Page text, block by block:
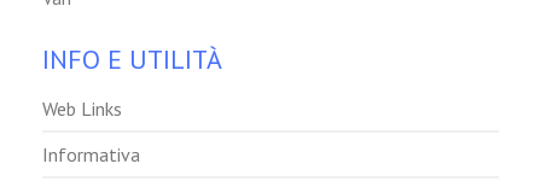
INFO E UTILITÀ
Web Links
Informativa